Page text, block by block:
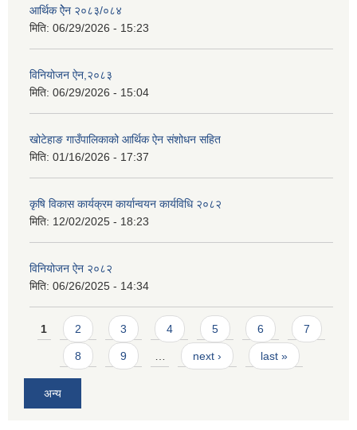
आर्थिक ऐेन २०८३/०८४
मिति: 06/29/2026 - 15:23
विनियोजन ऐन,२०८३
मिति: 06/29/2026 - 15:04
खोटेहाङ गाउँपालिकाको आर्थिक ऐन संशोधन सहित
मिति: 01/16/2026 - 17:37
कृषि विकास कार्यक्रम कार्यान्वयन कार्यविधि २०८२
मिति: 12/02/2025 - 18:23
विनियोजन ऐन २०८२
मिति: 06/26/2025 - 14:34
Pages
1 2 3 4 5 6 7
8 9 … next › last »
अन्य